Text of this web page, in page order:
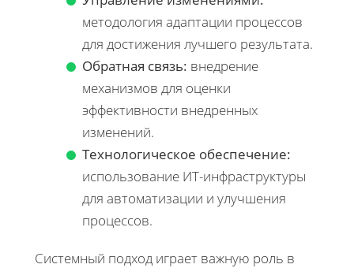
методология адаптации процессов
для достижения лучшего результата.
Обратная связь: внедрение
механизмов для оценки
эффективности внедренных
изменений.
Технологическое обеспечение:
использование ИТ-инфраструктуры
для автоматизации и улучшения
процессов.
Системный подход играет важную роль в